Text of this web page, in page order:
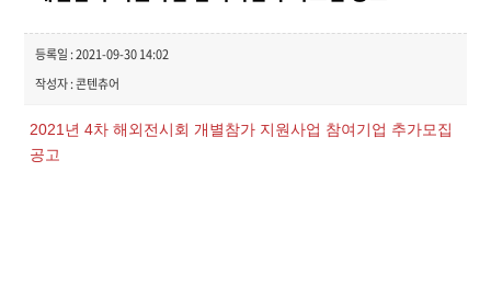
등록일 : 2021-09-30 14:02
작성자 : 콘텐츄어
2021년 4차 해외전시회 개별참가 지원사업 참여기업 추가모집
공고